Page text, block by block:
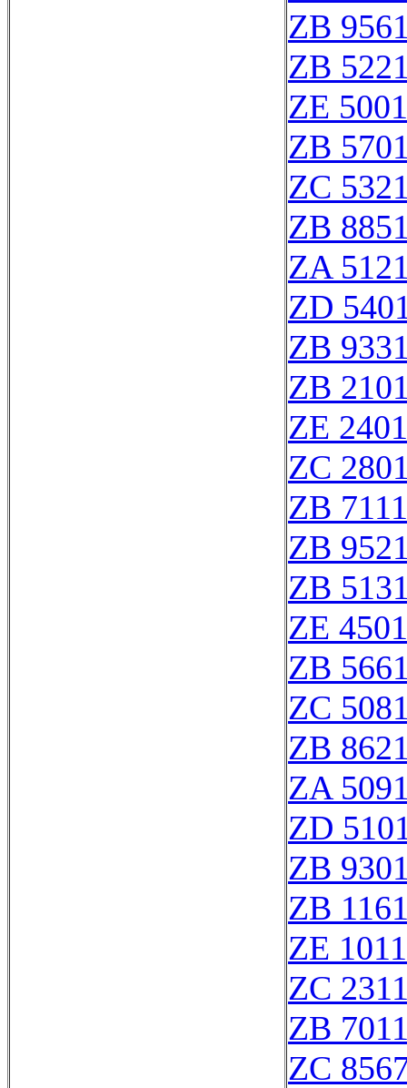
ZB
ZB
ZE
ZB
ZC
ZB
ZA
ZD
ZB
ZB
ZE
ZC
ZB
ZB
ZB
ZE
ZB
ZC
ZB
ZA
ZD
ZB
ZB
ZE
ZC
ZB
ZC